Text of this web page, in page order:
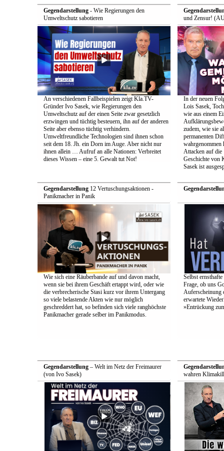
Gegendarstellung- Wie Regierungen den
Umweltschutz sabotieren
An verschiedenen Fallbeispielen zeigt Kla.TV-
Gründer Ivo Sasek, wie Regierungen den
Umweltschutz auf der einen Seite zwar gesetzlich
erzwingen und tüchtig besteuern, ihn auf der anderen
Seite aber ebenso tüchtig verhindern.
Umweltfreundliche Technologien sind ihnen schon
seit dem 18. Jh. ein Dorn im Auge. Aber nicht nur
ihnen allein … Aufruf an alle Nationen: Verbreitet
dieses Wissen – eine 5. Gewalt tut Not!
und Zensur!
In der neuen
Lois Sasek,
wie aus einem
zudem, wie sie
permanenten
wahrgenommen
Attacken auf
Geschichte von
Sasek ist
Gegendarstellung12 Vertuschungsaktionen -
Panikmacher in Panik
Wie sich eine Räuberbande auf und davon macht,
wenn sie bei ihrem Geschäft ertappt wird, oder wie
die verbrecherische Stasi kurz vor ihrem Untergang
so viele belastende Akten wie nur möglich
geschreddert hat, so befinden sich viele ranghöchste
Panikmacher gerade selber im Panikmodus.
Selbst
Frage, ob uns
Auferscheinung
erwartete
»Entrückung
Gegendarstellung– Welt im Netz der Freimaurer
(von Ivo Sasek)
wahren